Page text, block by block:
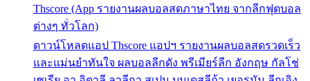
Thscore (App รายงานผลบอลสดภาษาไทย จากลีกฟุตบอล
ต่างๆ ทั่วโลก)
ดาวน์โหลดแอป Thscore แอปฯ รายงานผลบอลสดรวดเร็ว
และแม่นยำทันใจ ผลบอลลีกดัง พรีเมียร์ลีก อังกฤษ กัลโช่